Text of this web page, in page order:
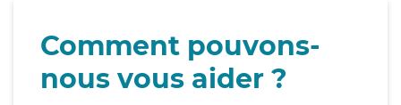
Comment pouvons-
nous vous aider ?